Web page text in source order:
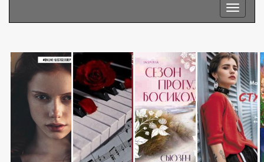
Toggle